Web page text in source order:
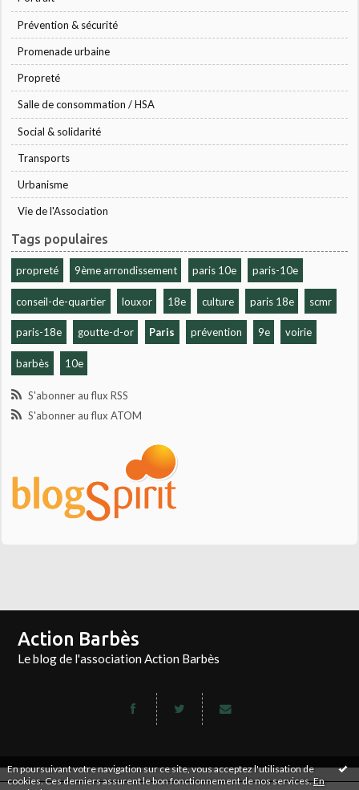
En poursuivant votre navigation sur ce site, vous acceptez l'utilisation de
cookies. Ces derniers assurent le bon fonctionnement de nos services.En
Prévention & sécurité
Promenade urbaine
Propreté
Salle de consommation / HSA
Social & solidarité
Transports
Urbanisme
Vie de l'Association
Tags populaires
propreté 9ème arrondissement paris 10e paris-10e
conseil-de-quartier louxor 18e culture paris 18e scmr
paris-18e goutte-d-or Paris prévention 9e voirie
barbès 10e
S'abonner au flux RSS
S'abonner au flux ATOM
Action Barbès
Le blog de l'association Action Barbès